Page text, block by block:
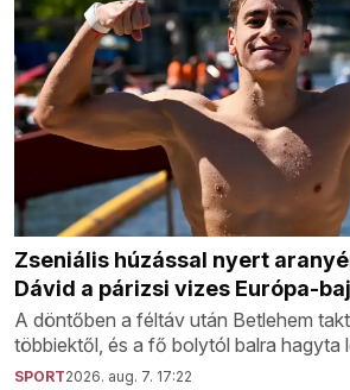
Zseniális húzással nyert
Dávid a párizsi vizes Európa-
A döntőben a féltáv után Betlehem
többiektől, és a fő bolytól balra hagyta
SPORT2026. aug. 7. 17:22